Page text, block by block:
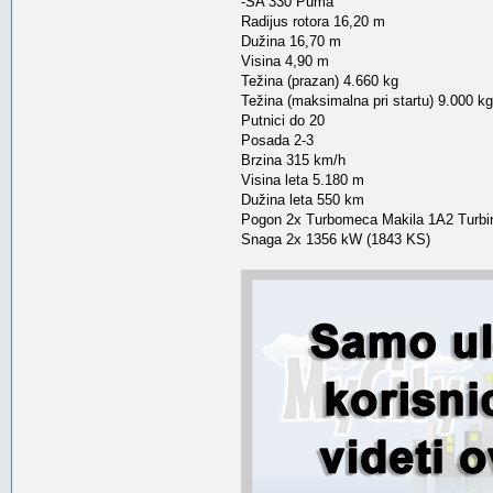
Radijus rotora 16,20 m
Dužina 16,70 m
Visina 4,90 m
Težina (prazan) 4.660 kg
Težina (maksimalna pri startu) 9.000 kg
Putnici do 20
Posada 2-3
Brzina 315 km/h
Visina leta 5.180 m
Dužina leta 550 km
Pogon 2x Turbomeca Makila 1A2
Snaga 2x 1356 kW (1843 KS)